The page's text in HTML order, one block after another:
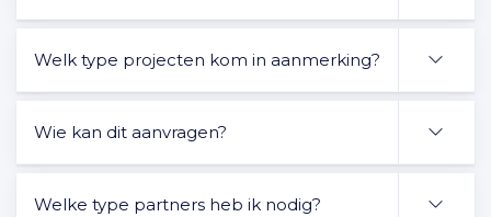
Welk type projecten kom in aanmerking?
Wie kan dit aanvragen?
Welke type partners heb ik nodig?